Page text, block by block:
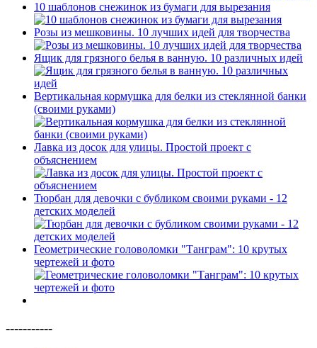
10 шаблонов снежинок из бумаги для вырезания
Розы из мешковины. 10 лучших идей для творчества
Ящик для грязного белья в ванную. 10 различных идей
Вертикальная кормушка для белки из стеклянной банки
(своими руками)
Лавка из досок для улицы. Простой проект с
объяснением
Тюрбан для девочки с бубликом своими руками - 12
детских моделей
Геометрические головоломки "Танграм": 10 крутых
чертежей и фото
-----------